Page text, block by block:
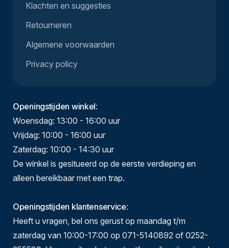
Klachten en suggesties
Retourneren
Algemene voorwaarden
Privacy policy
Openingstijden winkel:
Woensdag: 13:00 - 16:00 uur
Vrijdag: 10:00 - 16:00 uur
Zaterdag: 10:00 - 14:30 uur
De winkel is gesitueerd op de eerste verdieping en
alleen bereikbaar met een trap.
Openingstijden klantenservice:
Heeft u vragen, bel ons gerust op maandag t/m
zaterdag van 10:00-17:00 op 071-5140892 of 0252-